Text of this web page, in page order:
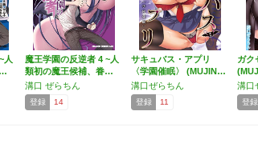
人
…
魔王学園の反逆者 4 ~人
類初の魔王候補、眷…
溝口 ぜらちん
登録 14
サキュバス・アプリ
〈学園催眠〉 (MUJIN…
溝口ぜらちん
登録 11
ガク
溝口
登録